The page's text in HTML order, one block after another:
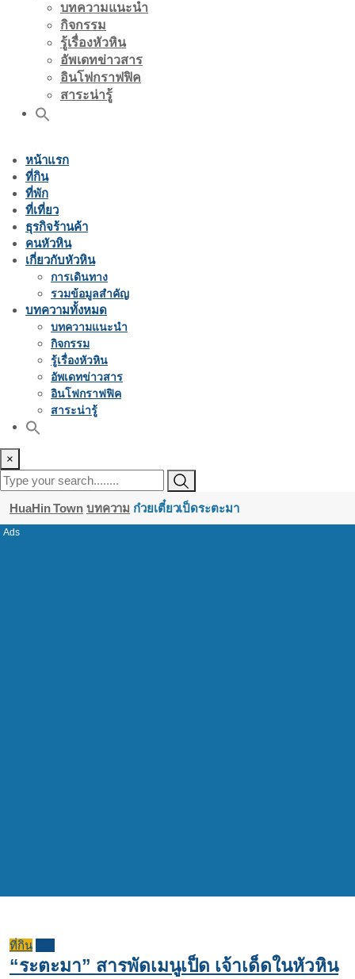
บทความแนะนำ
กิจกรรม
รู้เรื่องหัวหิน
อัพเดทข่าวสาร
อินโฟกราฟฟิค
สาระน่ารู้
หน้าแรก
ที่กิน
ที่พัก
ที่เที่ยว
ธุรกิจร้านค้า
คนหัวหิน
เกี่ยวกับหัวหิน
การเดินทาง
รวมข้อมูลสำคัญ
บทความทั้งหมด
บทความแนะนำ
กิจกรรม
รู้เรื่องหัวหิน
อัพเดทข่าวสาร
อินโฟกราฟฟิค
สาระน่ารู้
×
HuaHin Town บทความ ก๋วยเตี๋ยวเป็ดระตะมา
ที่กิน
“ระตะมา” สารพัดเมนูเป็ด เจ้าเด็ดในหัวหิน